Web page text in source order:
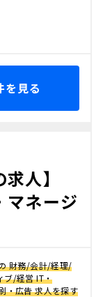
を見る
人】
マネージ
財務/会計/経理/
ブ/経営 IT・
・広告 求人を探す